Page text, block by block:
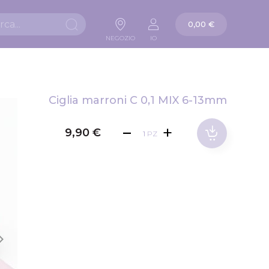
NEGOZIO IO
La mia carta
0,00 €
Ciglia marroni C 0,1 MIX 6-13mm
9,90 € PZ